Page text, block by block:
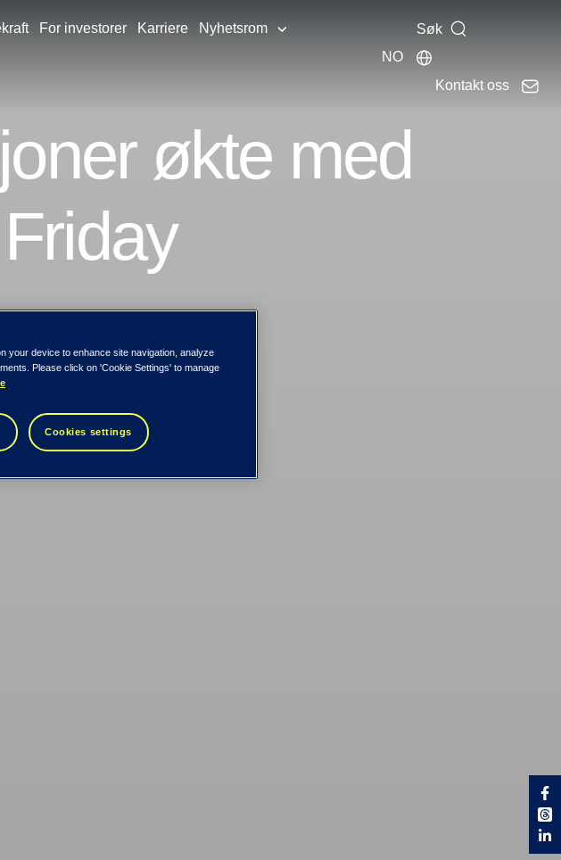
For investorer Karriere Nyhetsrom
Søk
NO
Kontakt oss
økte med
your device to enhance site navigation, analyze
Please click on 'Cookie Settings' to manage
Cookies settings